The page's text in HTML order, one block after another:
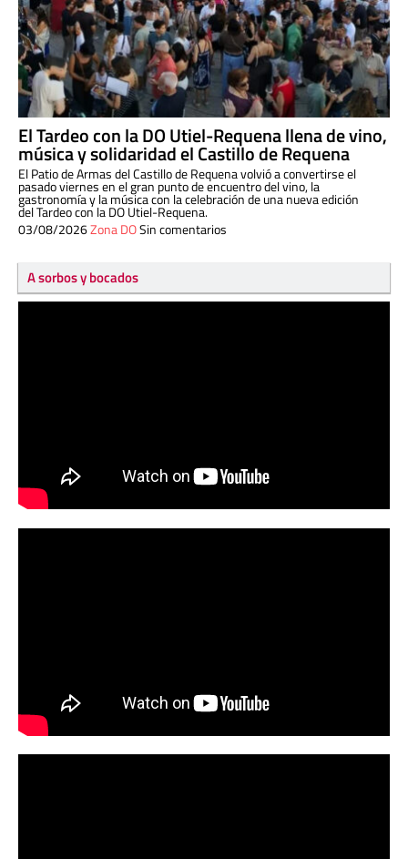
El Tardeo con la DO Utiel-Requena llena de vino,
música y solidaridad el Castillo de Requena
El Patio de Armas del Castillo de Requena volvió a convertirse el
pasado viernes en el gran punto de encuentro del vino, la
gastronomía y la música con la celebración de una nueva edición
del Tardeo con la DO Utiel-Requena.
03/08/2026Zona DOSin comentarios
A sorbos y bocados